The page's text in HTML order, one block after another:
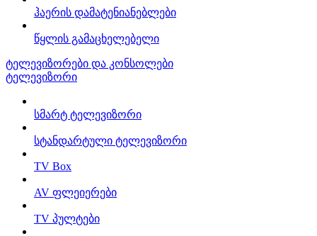
ჰაერის დამატენიანებლები
წყლის გამაცხელებელი
ტელევიზორები და კონსოლები
ტელევიზორი
სმარტ ტელევიზორი
სტანდარტული ტელევიზორი
TV Box
AV ფლეიერები
TV პულტები